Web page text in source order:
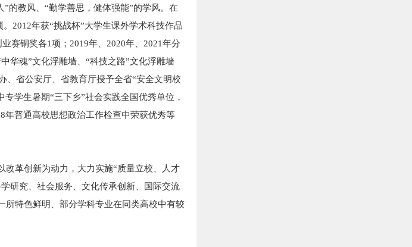
的教风、“勤学善思，健体强能”的学风。在
2012年获“挑战杯”大学生课外学术科技作品
赛铜奖各1项；2019年、2020年、2021年分
华魂”文化浮雕墙、“科技之路”文化浮雕墙
、省公安厅、省教育厅授予全省“安全文明校
学生暑期“三下乡”社会实践全国优秀单位，
年普通高校思想政治工作检查中荣获优秀等
革创新为动力，大力实施“质量立校、人才
研究、社会服务、文化传承创新、国际交流
所特色鲜明、部分学科专业在同类高校中有较